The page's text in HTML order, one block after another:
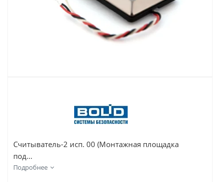
Считыватель-2 исп. 00 (Монтажная площадка
под...
Подробнее